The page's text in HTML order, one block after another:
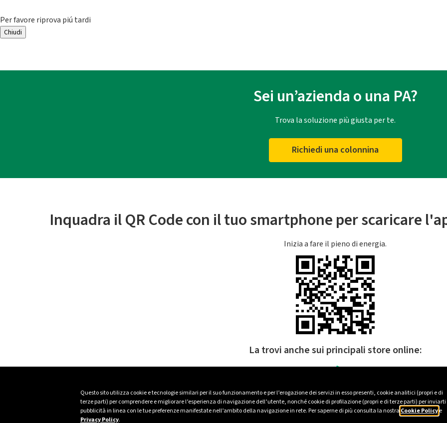
Questo sito utilizza cookie e tecnologie similari per il suo funzionamento e per l’erogazione dei servizi in esso presenti, cookie analitici (propri e di
terze parti) per comprendere e migliorare l’esperienza di navigazione dell’utente, nonché cookie di profilazione (propri e di terze parti) per inviarti
pubblicità in linea con le tue preferenze manifestate nell’ambito della navigazione in rete. Per saperne di più consulta la nostra Cookie Policye
Privacy Policy.
Per favore riprova piú tardi
Chiudi
Sei un’azienda o una PA?
Trova la soluzione più giusta per te.
Richiedi una colonnina
Inquadra il QR Code con il tuo smartphone per scaricare
Inizia a fare il pieno di energia.
La trovi anche sui principali store online: